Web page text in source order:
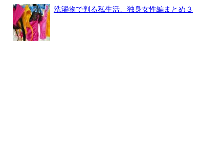
洗濯物で判る私生活、独身女性編まとめ３